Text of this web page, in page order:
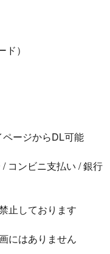
）
ージからDL可能
コンビニ支払い / 銀行
止しております
にはありません